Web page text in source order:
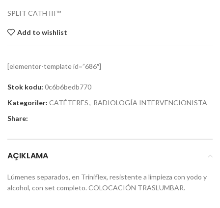
SPLIT CATH III™
Add to wishlist
[elementor-template id=”686″]
Stok kodu: 0c6b6bedb770
Kategoriler: CATÉTERES, RADIOLOGÍA INTERVENCIONISTA
Share:
AÇIKLAMA
Lúmenes separados, en Triniflex, resistente a limpieza con yodo y
alcohol, con set completo. COLOCACIÓN TRASLUMBAR.